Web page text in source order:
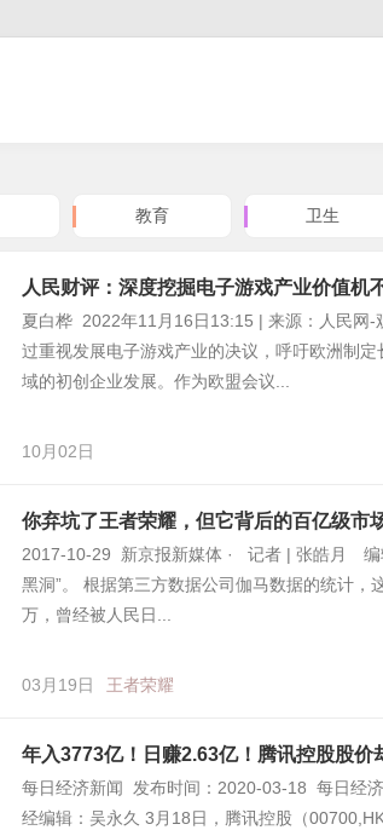
教育 卫生
人民财评：深度挖掘电子游戏产业价值机
夏白桦 2022年11月16日13:15 | 来源：人民网-
过重视发展电子游戏产业的决议，呼吁欧洲制
域的初创企业发展。作为欧盟会议...
10月02日
你弃坑了王者荣耀，但它背后的百亿级市
2017-10-29 新京报新媒体 · 记者 | 张皓月 编
黑洞”。 根据第三方数据公司伽马数据的统计，
万，曾经被人民日...
03月19日 王者荣耀
年入3773亿！日赚2.63亿！腾讯控股股价
每日经济新闻 发布时间：2020-03-18 每日经
经编辑：吴永久 3月18日，腾讯控股（